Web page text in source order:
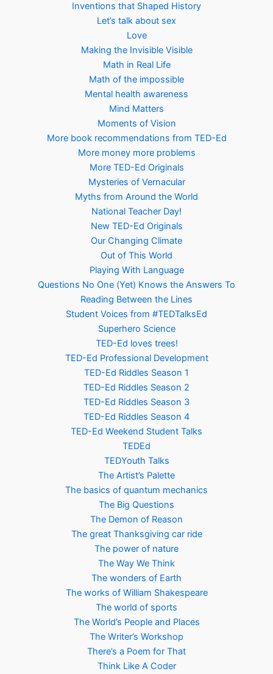
Inventions that Shaped History
Let’s talk about sex
Love
Making the Invisible Visible
Math in Real Life
Math of the impossible
Mental health awareness
Mind Matters
Moments of Vision
More book recommendations from TED-Ed
More money more problems
More TED-Ed Originals
Mysteries of Vernacular
Myths from Around the World
National Teacher Day!
New TED-Ed Originals
Our Changing Climate
Out of This World
Playing With Language
Questions No One (Yet) Knows the Answers To
Reading Between the Lines
Student Voices from #TEDTalksEd
Superhero Science
TED-Ed loves trees!
TED-Ed Professional Development
TED-Ed Riddles Season 1
TED-Ed Riddles Season 2
TED-Ed Riddles Season 3
TED-Ed Riddles Season 4
TED-Ed Weekend Student Talks
TEDEd
TEDYouth Talks
The Artist’s Palette
The basics of quantum mechanics
The Big Questions
The Demon of Reason
The great Thanksgiving car ride
The power of nature
The Way We Think
The wonders of Earth
The works of William Shakespeare
The world of sports
The World’s People and Places
The Writer’s Workshop
There’s a Poem for That
Think Like A Coder